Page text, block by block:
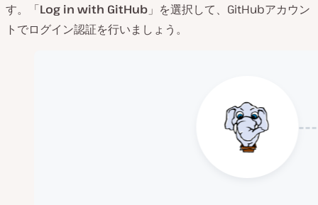
す。「Log in with GitHub 」を選択して、GitHubアカウン
トでログイン認証を行いましょう。